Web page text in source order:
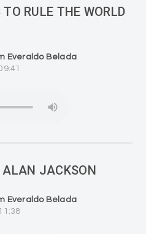
RULE THE WORLD
Everaldo Belada
JACKSON
Everaldo Belada